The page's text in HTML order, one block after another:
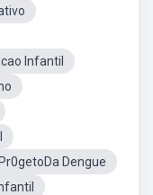
Infantil
Pr0getoDa Dengue